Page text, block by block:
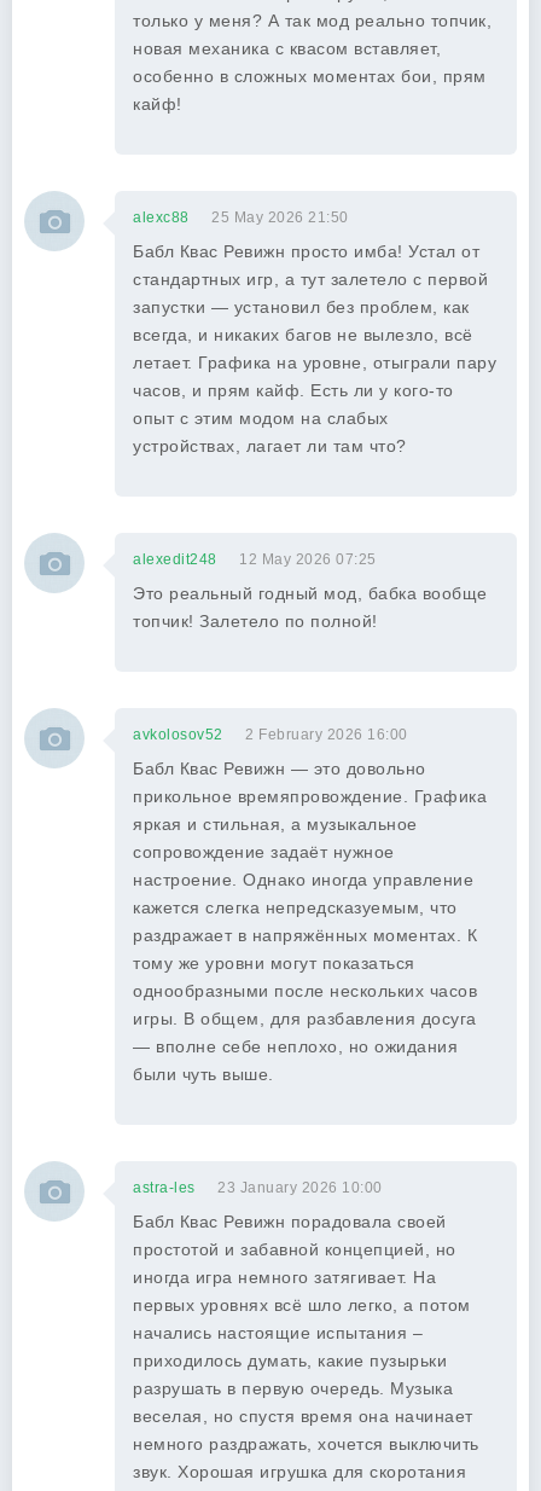
только у меня? А так мод реально топчик,
новая механика с квасом вставляет,
особенно в сложных моментах бои, прям
кайф!
alexc88 25 May 2026 21:50
Бабл Квас Ревижн просто имба! Устал от
стандартных игр, а тут залетело с первой
запустки — установил без проблем, как
всегда, и никаких багов не вылезло, всё
летает. Графика на уровне, отыграли пару
часов, и прям кайф. Есть ли у кого-то
опыт с этим модом на слабых
устройствах, лагает ли там что?
alexedit248 12 May 2026 07:25
Это реальный годный мод, бабка вообще
топчик! Залетело по полной!
avkolosov52 2 February 2026 16:00
Бабл Квас Ревижн — это довольно
прикольное времяпровождение. Графика
яркая и стильная, а музыкальное
сопровождение задаёт нужное
настроение. Однако иногда управление
кажется слегка непредсказуемым, что
раздражает в напряжённых моментах. К
тому же уровни могут показаться
однообразными после нескольких часов
игры. В общем, для разбавления досуга
— вполне себе неплохо, но ожидания
были чуть выше.
astra-les 23 January 2026 10:00
Бабл Квас Ревижн порадовала своей
простотой и забавной концепцией, но
иногда игра немного затягивает. На
первых уровнях всё шло легко, а потом
начались настоящие испытания –
приходилось думать, какие пузырьки
разрушать в первую очередь. Музыка
веселая, но спустя время она начинает
немного раздражать, хочется выключить
звук. Хорошая игрушка для скоротания